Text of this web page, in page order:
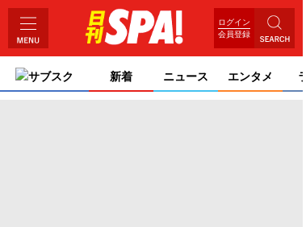
ログイン
会員登録
サブスク 新着 ニュース エンタメ